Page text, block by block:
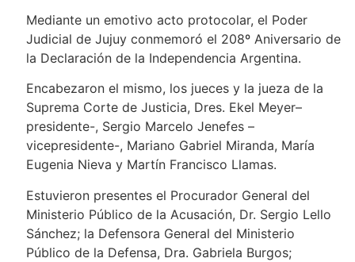
Mediante un emotivo acto protocolar, el Poder
Judicial de Jujuy conmemoró el 208º Aniversario de
la Declaración de la Independencia Argentina.
Encabezaron el mismo, los jueces y la jueza de la
Suprema Corte de Justicia, Dres. Ekel Meyer–
presidente-, Sergio Marcelo Jenefes –
vicepresidente-, Mariano Gabriel Miranda, María
Eugenia Nieva y Martín Francisco Llamas.
Estuvieron presentes el Procurador General del
Ministerio Público de la Acusación, Dr. Sergio Lello
Sánchez; la Defensora General del Ministerio
Público de la Defensa, Dra. Gabriela Burgos;